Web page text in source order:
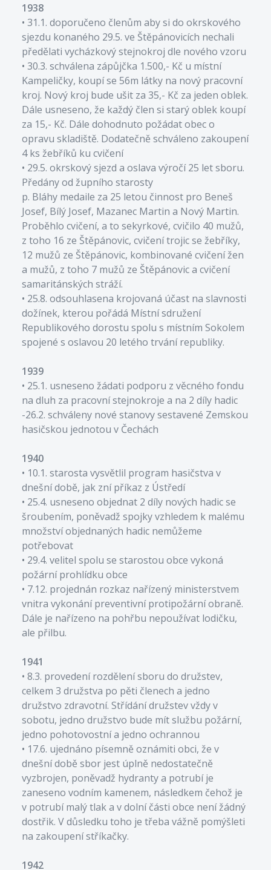
1938
• 31.1. doporučeno členům aby si do okrskového
sjezdu konaného 29.5. ve Štěpánovicích nechali
předělati vycházkový stejnokroj dle nového vzoru
• 30.3. schválena zápůjčka 1.500,- Kč u místní
Kampeličky, koupí se 56m látky na nový pracovní
kroj. Nový kroj bude ušit za 35,- Kč za jeden oblek.
Dále usneseno, že každý člen si starý oblek koupí
za 15,- Kč. Dále dohodnuto požádat obec o
opravu skladiště. Dodatečně schváleno zakoupení
4 ks žebříků ku cvičení
• 29.5. okrskový sjezd a oslava výročí 25 let sboru.
Předány od župního starosty
p. Bláhy medaile za 25 letou činnost pro Beneš
Josef, Bílý Josef, Mazanec Martin a Nový Martin.
Proběhlo cvičení, a to sekyrkové, cvičilo 40 mužů,
z toho 16 ze Štěpánovic, cvičení trojic se žebříky,
12 mužů ze Štěpánovic, kombinované cvičení žen
a mužů, z toho 7 mužů ze Štěpánovic a cvičení
samaritánských stráží.
• 25.8. odsouhlasena krojovaná účast na slavnosti
dožínek, kterou pořádá Místní sdružení
Republikového dorostu spolu s místním Sokolem
spojené s oslavou 20 letého trvání republiky.
1939
• 25.1. usneseno žádati podporu z věcného fondu
na dluh za pracovní stejnokroje a na 2 díly hadic
-26.2. schváleny nové stanovy sestavené Zemskou
hasičskou jednotou v Čechách
1940
• 10.1. starosta vysvětlil program hasičstva v
dnešní době, jak zní příkaz z Ústředí
• 25.4. usneseno objednat 2 díly nových hadic se
šroubením, poněvadž spojky vzhledem k malému
množství objednaných hadic nemůžeme
potřebovat
• 29.4. velitel spolu se starostou obce vykoná
požární prohlídku obce
• 7.12. projednán rozkaz nařízený ministerstvem
vnitra vykonání preventivní protipožární obraně.
Dále je nařízeno na pohřbu nepoužívat lodičku,
ale přilbu.
1941
• 8.3. provedení rozdělení sboru do družstev,
celkem 3 družstva po pěti členech a jedno
družstvo zdravotní. Střídání družstev vždy v
sobotu, jedno družstvo bude mít službu požární,
jedno pohotovostní a jedno ochrannou
• 17.6. ujednáno písemně oznámiti obci, že v
dnešní době sbor jest úplně nedostatečně
vyzbrojen, poněvadž hydranty a potrubí je
zaneseno vodním kamenem, následkem čehož je
v potrubí malý tlak a v dolní části obce není žádný
dostřik. V důsledku toho je třeba vážně pomýšleti
na zakoupení stříkačky.
1942